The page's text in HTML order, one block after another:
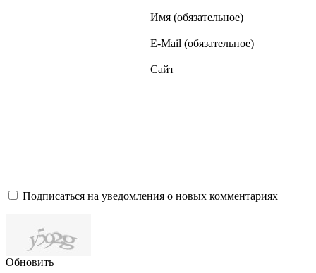
Имя (обязательное)
E-Mail (обязательное)
Сайт
Подписаться на уведомления о новых комментариях
Обновить